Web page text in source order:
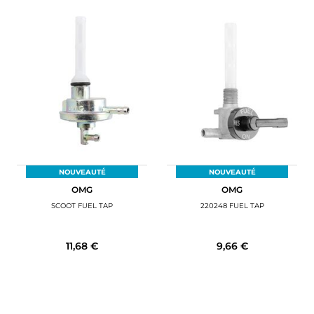
NOUVEAUTÉ
OMG
SCOOT FUEL TAP
11,68 €
NOUVEAUTÉ
OMG
220248 FUEL TAP
9,66 €